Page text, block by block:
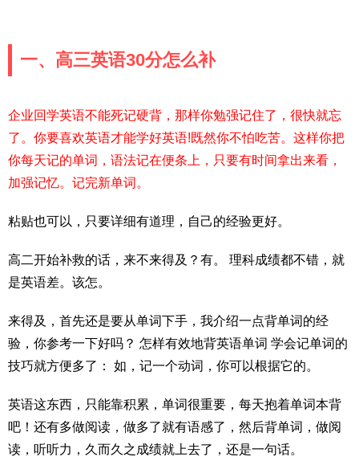
一、高三英语30分怎么补
企业回学英语不能死记硬背，那样你勉强记住了，很快就忘
了。你要喜欢英语才能学好英语!既然你不怕吃苦。这样你把
你每天记的单词，语法记在便条上，只要有时间拿出来看，
加强记忆。记完新单词。
粘贴也可以，只要详细有道理，自己的经验更好。
高二开始补救的话，来不来得及？有。 理科成绩都不错，就
是英语差。该怎。
来得及，首先还是要从单词下手，我介绍一点背单词的经
验，你参考一下好吗？ 怎样有效地背英语单词 学会记单词的
技巧就方便多了： 如，记一个动词，你可以根据它的。
英语这东西，只能靠积累，单词很重要，每天抱着单词本背
吧！还有多做阅读，做多了就有语感了，然后背单词，做阅
读，听听力，久而久之成绩就上去了，还是一句话。